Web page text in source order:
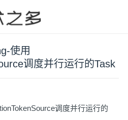
使用
调度并行运行的Task
调度并行运行的